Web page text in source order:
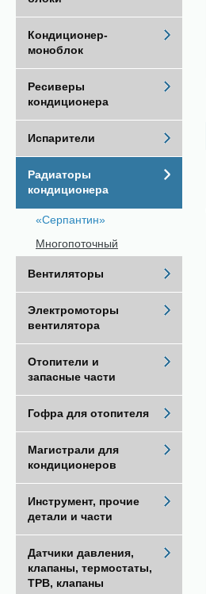
Кондиционер-
моноблок
Ресиверы
кондиционера
Испарители
Радиаторы
кондиционера
«Серпантин»
Многопоточный
Вентиляторы
Электромоторы
вентилятора
Отопители и
запасные части
Гофра для отопителя
Магистрали для
кондиционеров
Инструмент, прочие
детали и части
Датчики давления,
клапаны, термостаты,
ТРВ, клапаны